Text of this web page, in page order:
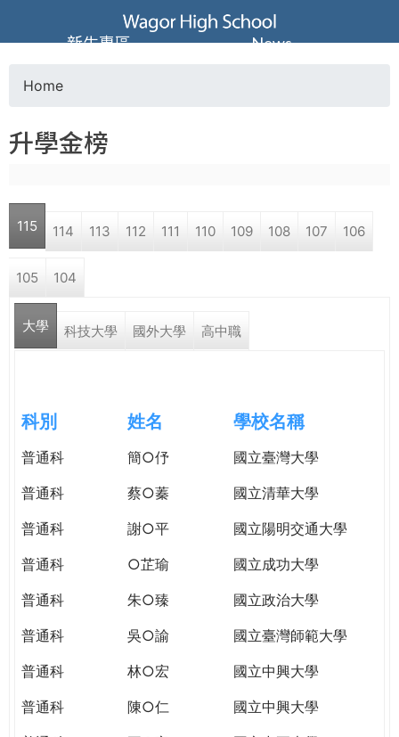
Jump to navigation
葳
格
高
中
學
格。
o
u
a
r
e
e
r
e
Home
升學金榜
115 114 113 112 111 110 109 108 107 106
105 104
大學 科技大學 國外大學 高中職
科別 姓名 學校名稱
普通科 簡○伃
國立臺灣大學
普通科
蔡○蓁
國立清華大學
普通科
謝○平
國立陽明交通大學
普通科
○芷瑜
國立成功大學
普通科
朱○臻
國立政治大學
普通科
吳○諭
國立臺灣師範大學
普通科
林○宏
國立中興大學
普通科
陳○仁
國立中興大學
新生專區 News